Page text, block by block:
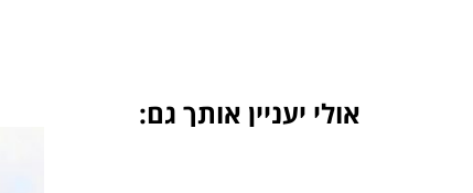
אולי יעניין אותך גם: